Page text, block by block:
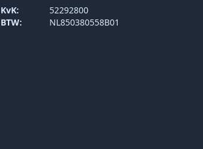
KvK:
52292800
BTW:
NL850380558B01